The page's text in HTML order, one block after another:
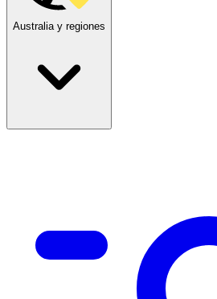
Australia y regiones